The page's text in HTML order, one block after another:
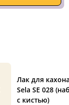
Лак для
Sela SE 028
с кистью)